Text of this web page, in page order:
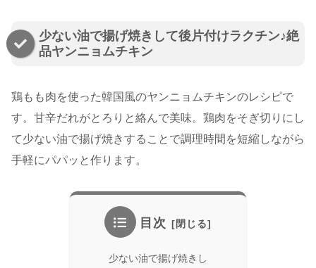
少ない油で揚げ焼きして後片付けラクチン♪絶
品ヤンニョムチキン
鶏もも肉を使った韓国風のヤンニョムチキンのレシピで
す。甘辛だれがとろりと絡んで美味。鶏肉をそぎ切りにし
て少ない油で揚げ焼きすることで調理時間を短縮しながら
手軽にパパッと作ります。
目次
少ない油で揚げ焼きし